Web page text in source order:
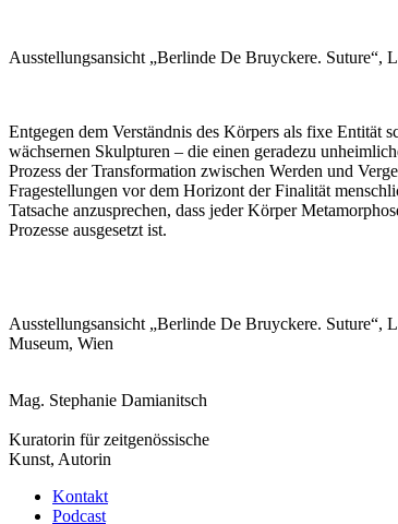
Ausstellungsansicht „Berlinde De Bruyckere.
Entgegen dem Verständnis des Körpers als fixe Entität
wächsernen Skulpturen – die einen geradezu
Prozess der Transformation zwischen Werden und
Fragestellungen vor dem Horizont der Finalität
Tatsache anzusprechen, dass jeder Körper
Prozesse ausgesetzt ist.
Ausstellungsansicht „Berlinde De Bruyckere.
Museum, Wien
Mag. Stephanie Damianitsch
Kuratorin für zeitgenössische
Kunst, Autorin
Kontakt
Podcast